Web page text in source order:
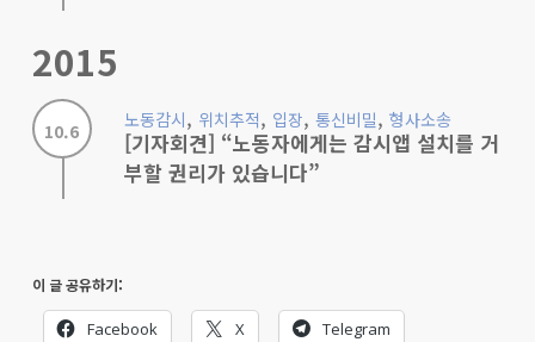
2015
10.6 노동감시, 위치추적, 입장, 통신비밀, 형사소송
[기자회견] “노동자에게는 감시앱 설치를 거
부할 권리가 있습니다”
이 글 공유하기:
Facebook X Telegram